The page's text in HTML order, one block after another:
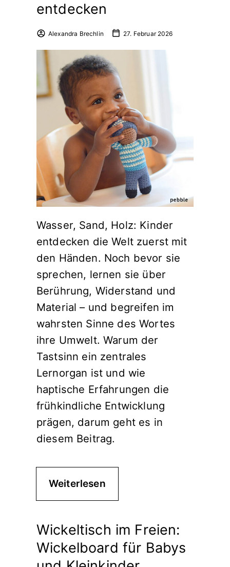
entdecken
Alexandra Brechlin 27. Februar 2026
Wasser, Sand, Holz: Kinder
entdecken die Welt zuerst mit
den Händen. Noch bevor sie
sprechen, lernen sie über
Berührung, Widerstand und
Material – und begreifen im
wahrsten Sinne des Wortes
ihre Umwelt. Warum der
Tastsinn ein zentrales
Lernorgan ist und wie
haptische Erfahrungen die
frühkindliche Entwicklung
prägen, darum geht es in
diesem Beitrag.
Weiterlesen
Wickeltisch im Freien:
Wickelboard für Babys